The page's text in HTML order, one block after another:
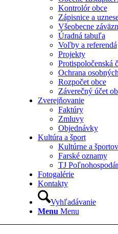
Kontrolór obce
Zápisnice a
Všeobecne
Úradná tabuľa
Voľby a referendá
Projekty
Protispoločenská
Ochrana
Rozpočet obce
Záverečný účet
Zverejňovanie
Faktúry
Zmluvy
Objednávky
Kultúra a šport
Kultúrne a
Farské oznamy
TJ Poľnohospodár
Fotogalérie
Kontakty
Vyhľadávanie
Menu Menu